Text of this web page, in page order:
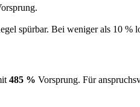
spürbar. Bei weniger als 10 %
485 % Vorsprung. Für